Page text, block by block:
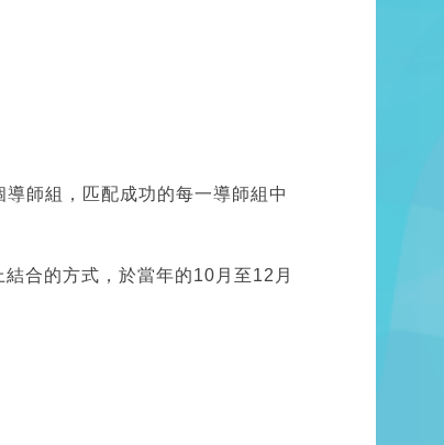
師組，匹配成功的每一導師組中
合的方式，於當年的10月至12月